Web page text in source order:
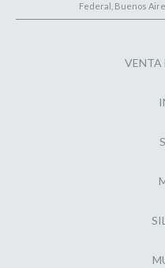
Federal, Buenos
VENTA